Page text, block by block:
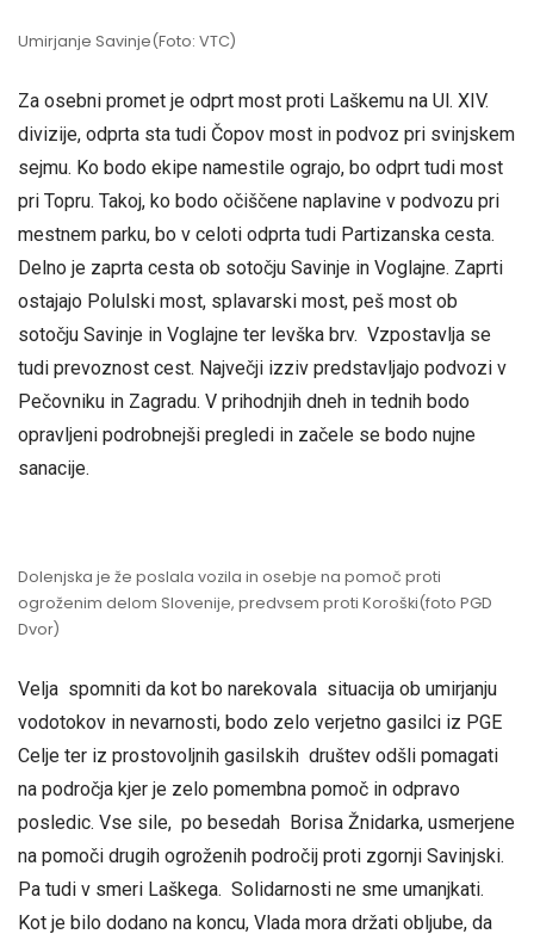
Umirjanje Savinje(Foto: VTC)
Za osebni promet je odprt most proti Laškemu na Ul. XIV.
divizije, odprta sta tudi Čopov most in podvoz pri svinjskem
sejmu. Ko bodo ekipe namestile ograjo, bo odprt tudi most
pri Topru. Takoj, ko bodo očiščene naplavine v podvozu pri
mestnem parku, bo v celoti odprta tudi Partizanska cesta.
Delno je zaprta cesta ob sotočju Savinje in Voglajne. Zaprti
ostajajo Polulski most, splavarski most, peš most ob
sotočju Savinje in Voglajne ter levška brv. Vzpostavlja se
tudi prevoznost cest. Največji izziv predstavljajo podvozi v
Pečovniku in Zagradu. V prihodnjih dneh in tednih bodo
opravljeni podrobnejši pregledi in začele se bodo nujne
sanacije.
Dolenjska je že poslala vozila in osebje na pomoč proti
ogroženim delom Slovenije, predvsem proti Koroški(foto PGD
Dvor)
Velja spomniti da kot bo narekovala situacija ob umirjanju
vodotokov in nevarnosti, bodo zelo verjetno gasilci iz PGE
Celje ter iz prostovoljnih gasilskih društev odšli pomagati
na področja kjer je zelo pomembna pomoč in odpravo
posledic. Vse sile, po besedah Borisa Žnidarka, usmerjene
na pomoči drugih ogroženih področij proti zgornji Savinjski.
Pa tudi v smeri Laškega. Solidarnosti ne sme umanjkati.
Kot je bilo dodano na koncu, Vlada mora držati obljube, da